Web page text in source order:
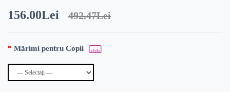
156.00Lei 492.47Lei
Mărimi pentru Copii